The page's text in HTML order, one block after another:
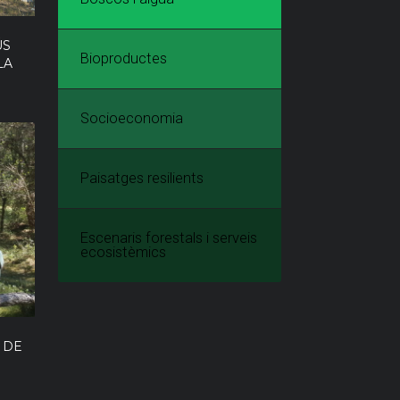
Bioproductes
Socioeconomia
Paisatges resilients
Escenaris forestals i serveis
ecosistèmics